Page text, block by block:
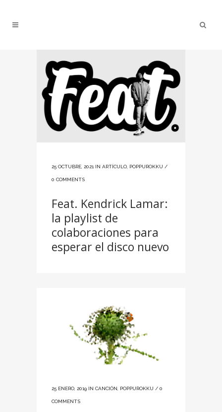
25 OCTUBRE, 2021IN ARTÍCULO, POPPUROKKU /
0 COMMENTS
Feat. Kendrick Lamar:
la playlist de
colaboraciones para
esperar el disco nuevo
25 ENERO, 2019 IN CANCIÓN, POPPUROKKU / 0
COMMENTS